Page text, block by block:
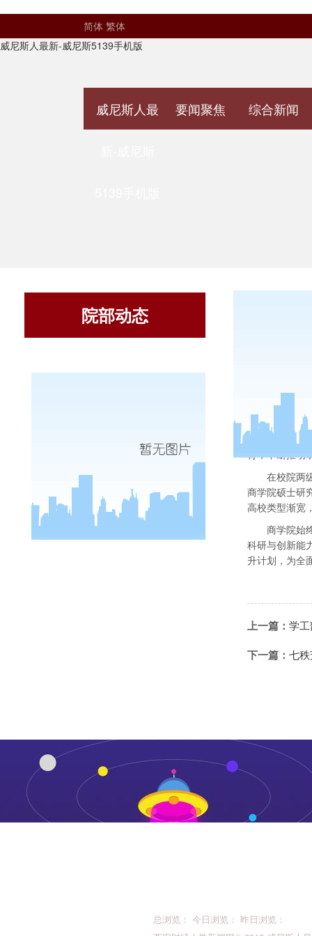
简体 繁体
威尼斯人最新-威尼斯5139手机版
威尼斯人最 要闻聚焦 综合新闻
院部动态
育，不断推动
在校院两
商学院硕士研
高校类型渐宽
商学院始
科研与创新能
升计划，为全
上一篇： 学
下一篇： 七
总浏览： 今日浏览： 昨日浏览：